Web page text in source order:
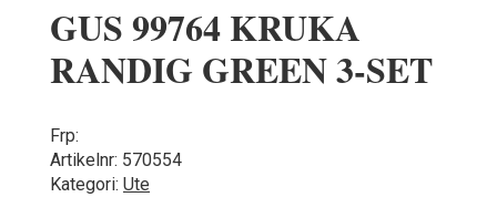
GUS 99764 KRUKA
RANDIG GREEN 3-SET
Frp:
Artikelnr: 570554
Kategori: Ute